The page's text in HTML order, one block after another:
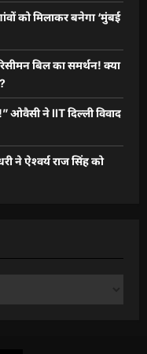
को मिलाकर बनेगा ‘मुंबई
बिल का समर्थन! क्या
ओवैसी ने IIT दिल्ली विवाद
ने ऐश्वर्य राज सिंह को